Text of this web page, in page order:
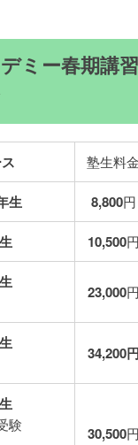
ミー春期講
塾生料金
生 8,800円
10,500円
23,000円
34,200円
験 30,500円